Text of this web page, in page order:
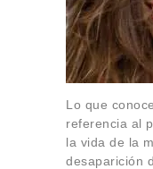
Lo que
referencia al
la vida de la
desaparición